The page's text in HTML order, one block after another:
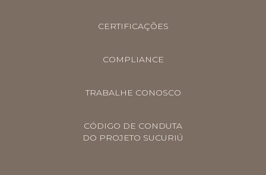
CERTIFICAÇÕES
COMPLIANCE
TRABALHE CONOSCO
CÓDIGO DE CONDUTA
DO PROJETO SUCURIÚ